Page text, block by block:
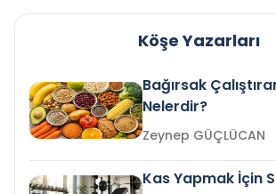
Köşe Yazarları
Bağırsak
Nelerdir?
Zeynep GÜÇLÜCAN
Kas Yapmak İçin